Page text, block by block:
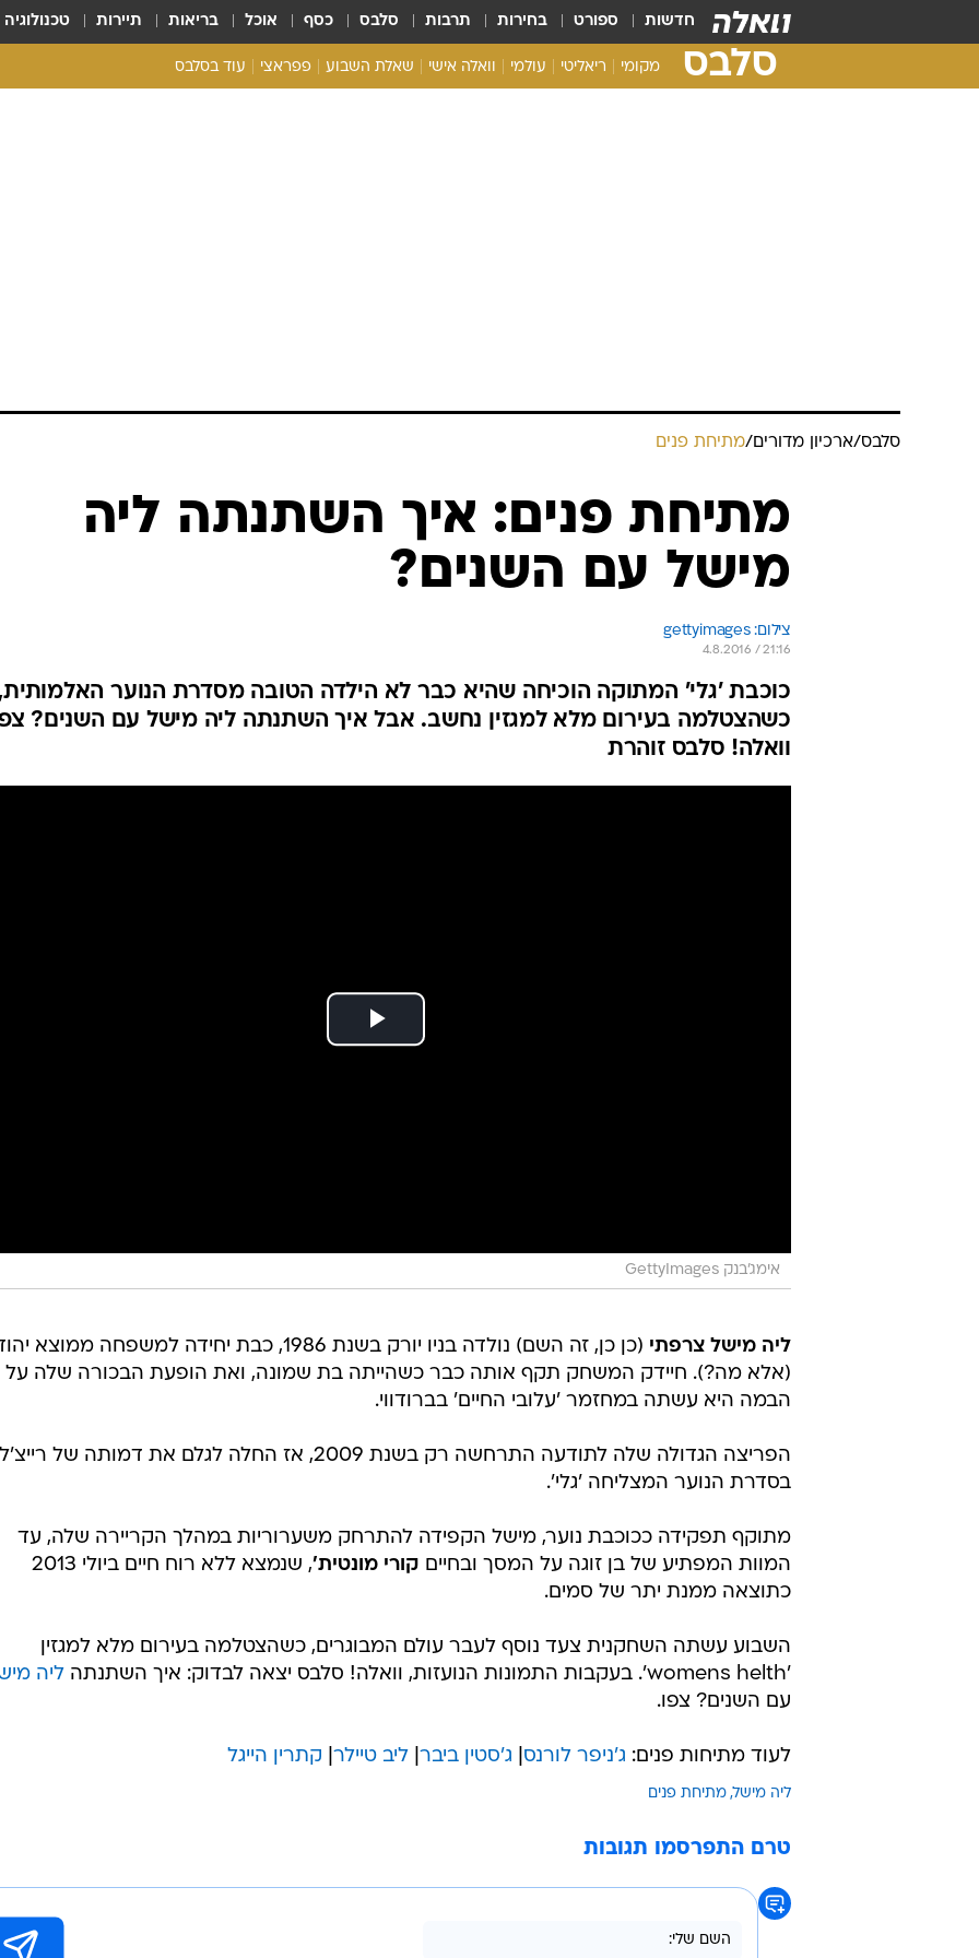
חדשות ספורט בחירות תרבות סלבס כסף אוכל בריאות תיירות טכנולוגיה
סלבס מקומי ריאליטי עולמי וואלה אישי שאלת השבוע פפראצי עוד בסלבס
סלבס/ארכיון מדורים/מתיחת פנים
מתיחת פנים: איך השתנתה ליה
מישל עם השנים?
צילום: gettyimages
4.8.2016 / 21:16
כוכבת 'גלי' המתוקה הוכיחה שהיא כבר לא הילדה הטובה מסדרת הנוער
כשהצטלמה בעירום מלא למגזין נחשב. אבל איך השתנתה ליה מישל עם השנים?
וואלה! סלבס זוהרת
אימג'בנק GettyImages
ליה מישל צרפתי
(כן כן, זה השם) נולדה בניו יורק בשנת 1986, כבת יחידה למשפחה ממוצא
(אלא מה?). חיידק המשחק תקף אותה כבר כשהייתה בת שמונה, ואת הופעת הבכורה שלה על
הבמה היא עשתה במחזמר 'עלובי החיים' בברודווי.
הפריצה הגדולה שלה לתודעה התרחשה רק בשנת 2009, אז החלה לגלם את דמותה של
בסדרת הנוער המצליחה 'גלי'.
מתוקף תפקידה ככוכבת נוער, מישל הקפידה להתרחק משערוריות במהלך הקריירה שלה, עד
המוות המפתיע של בן זוגה על המסך ובחיים קורי מונטית'
, שנמצא ללא רוח חיים ביולי 2013
כתוצאה ממנת יתר של סמים.
השבוע עשתה השחקנית צעד נוסף לעבר עולם המבוגרים, כשהצטלמה בעירום מלא למגזין
'womens helth'. בעקבות התמונות הנועזות, וואלה! סלבס יצאה לבדוק: איך השתנתה
ליה
עם השנים? צפו.
לעוד מתיחות פנים: ג'ניפר לורנס ג'סטין ביבר ליב טיילר קתרין הייגל
ליה מישל מתיחת פנים
טרם התפרסמו תגובות